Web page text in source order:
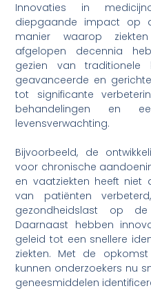
Innovaties in
diepgaande impact op
manier waarop
afgelopen decennia
gezien van traditionele
geavanceerde en
tot significante
behandelingen en
levensverwachting.
Bijvoorbeeld, de
voor chronische
en vaatziekten heeft niet
van patiënten
gezondheidslast op de
Daarnaast hebben
geleid tot een snellere
ziekten. Met de
kunnen onderzoekers nu
geneesmiddelen